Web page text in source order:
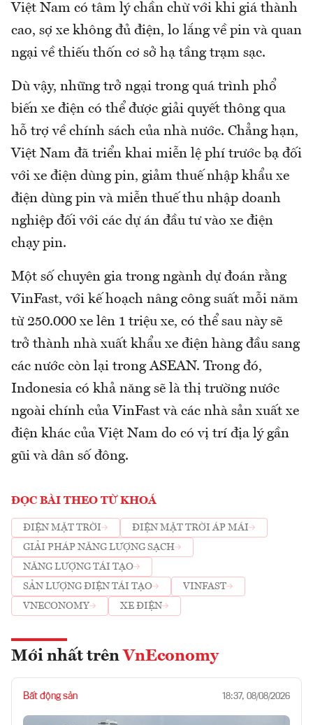
Việt Nam có tâm lý chần chừ với khi giá thành
cao, sợ xe không đủ điện, lo lắng về pin và quan
ngại về thiếu thốn cơ sở hạ tầng trạm sạc.
Dù vậy, những trở ngại trong quá trình phổ
biến xe điện có thể được giải quyết thông qua
hỗ trợ về chính sách của nhà nước. Chẳng hạn,
Việt Nam đã triển khai miễn lệ phí trước bạ đối
với xe điện dùng pin, giảm thuế nhập khẩu xe
điện dùng pin và miễn thuế thu nhập doanh
nghiệp đối với các dự án đầu tư vào xe điện
chạy pin.
Một số chuyên gia trong ngành dự đoán rằng
VinFast, với kế hoạch nâng công suất mỗi năm
từ 250.000 xe lên 1 triệu xe, có thể sau này sẽ
trở thành nhà xuất khẩu xe điện hàng đầu sang
các nước còn lại trong ASEAN. Trong đó,
Indonesia có khả năng sẽ là thị trường nước
ngoài chính của VinFast và các nhà sản xuất xe
điện khác của Việt Nam do có vị trí địa lý gần
gũi và dân số đông.
ĐỌC BÀI THEO TỪ KHOÁ
ĐIỆN MẶT TRỜI
ĐIỆN MẶT TRỜI ÁP MÁI
GIẢI PHÁP NĂNG LƯỢNG SẠCH
NĂNG LƯỢNG TÁI TẠO
SẢN LƯỢNG ĐIỆN TÁI TẠO
VINFAST
VNECONOMY
XE ĐIỆN
Mới nhất trên VnEconomy
Bất động sản 18:37, 08/08/2026